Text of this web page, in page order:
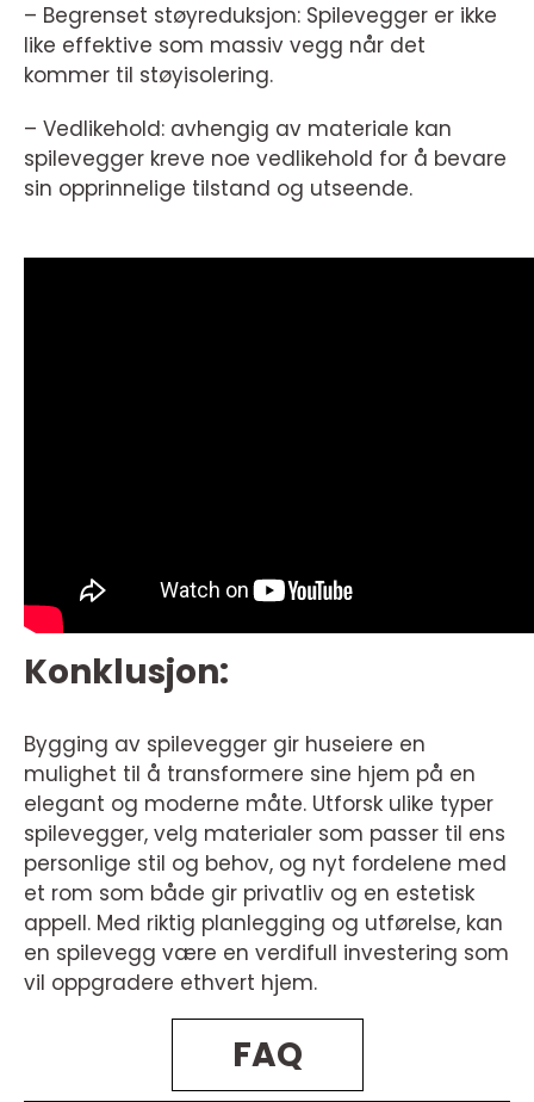
– Begrenset støyreduksjon: Spilevegger er ikke
like effektive som massiv vegg når det
kommer til støyisolering.
– Vedlikehold: avhengig av materiale kan
spilevegger kreve noe vedlikehold for å bevare
sin opprinnelige tilstand og utseende.
Konklusjon:
Bygging av spilevegger gir huseiere en
mulighet til å transformere sine hjem på en
elegant og moderne måte. Utforsk ulike typer
spilevegger, velg materialer som passer til ens
personlige stil og behov, og nyt fordelene med
et rom som både gir privatliv og en estetisk
appell. Med riktig planlegging og utførelse, kan
en spilevegg være en verdifull investering som
vil oppgradere ethvert hjem.
FAQ